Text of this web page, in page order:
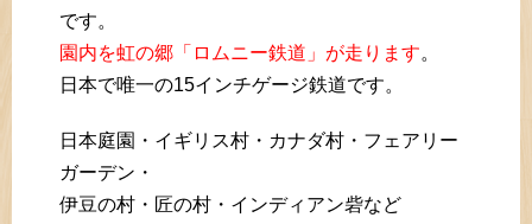
です。
園内を虹の郷「ロムニー鉄道」が走ります。
日本で唯一の15インチゲージ鉄道です。
日本庭園・イギリス村・カナダ村・フェアリー
ガーデン・
伊豆の村・匠の村・インディアン砦など